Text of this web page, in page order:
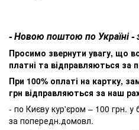
- Новою поштою по Україні -
Просимо звернути увагу, що
платні та відправляються за
При 100% оплаті на картку,
грн відправляються за наш
- по Києву кур'єром – 100 грн. у
за попередн.домовл.